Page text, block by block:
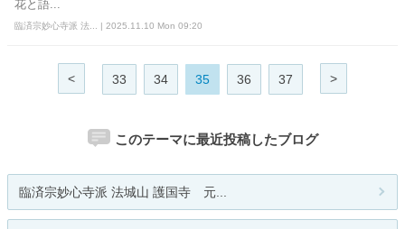
花と語...
臨済宗妙心寺派 法... | 2025.11.10 Mon 09:20
< 33 34 35 36 37 >
このテーマに最近投稿したブログ
臨済宗妙心寺派 法城山 護国寺 元...